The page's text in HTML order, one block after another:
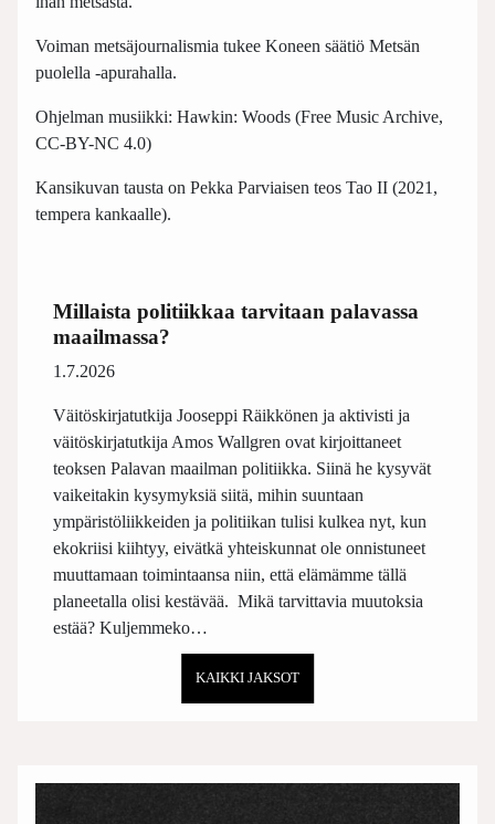
Voiman metsäjournalismia tukee Koneen säätiö Metsän
puolella -apurahalla.
Ohjelman musiikki: Hawkin: Woods (Free Music Archive,
CC-BY-NC 4.0)
Kansikuvan tausta on Pekka Parviaisen teos Tao II (2021,
tempera kankaalle).
Millaista politiikkaa tarvitaan palavassa
maailmassa?
1.7.2026
Väitöskirjatutkija Jooseppi Räikkönen ja aktivisti ja
väitöskirjatutkija Amos Wallgren ovat kirjoittaneet
teoksen Palavan maailman politiikka. Siinä he kysyvät
vaikeitakin kysymyksiä siitä, mihin suuntaan
ympäristöliikkeiden ja politiikan tulisi kulkea nyt, kun
ekokriisi kiihtyy, eivätkä yhteiskunnat ole onnistuneet
muuttamaan toimintaansa niin, että elämämme tällä
planeetalla olisi kestävää. Mikä tarvittavia muutoksia
estää? Kuljemmeko…
KAIKKI JAKSOT